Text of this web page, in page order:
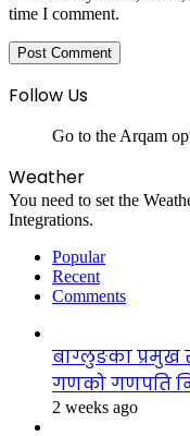
time I comment.
Follow Us
Go to the Arqam
Weather
You need to set the
Integrations.
Popular
Recent
Comments
बाग्लुङका प्रमुख
गणको गणपति
2 weeks ago